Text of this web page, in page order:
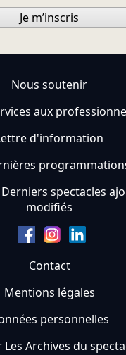
Je m’inscris
Nous soutenir
aux
d'information
Derniers spectacles
modifiés
Contact
Mentions légales
personnelles
Archives du